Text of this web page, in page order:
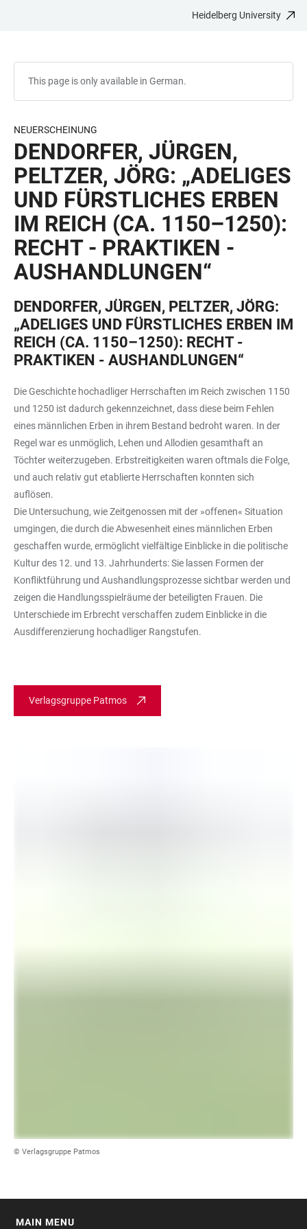
Heidelberg University
This page is only available in German.
NEUERSCHEINUNG
DENDORFER, JÜRGEN,
PELTZER, JÖRG: „ADELIGES
UND FÜRSTLICHES ERBEN
IM REICH (CA. 1150–1250):
RECHT - PRAKTIKEN -
AUSHANDLUNGEN“
DENDORFER, JÜRGEN, PELTZER, JÖRG:
„ADELIGES UND FÜRSTLICHES ERBEN IM
REICH (CA. 1150–1250): RECHT -
PRAKTIKEN - AUSHANDLUNGEN“
Die Geschichte hochadliger Herrschaften im Reich zwischen 1150
und 1250 ist dadurch gekennzeichnet, dass diese beim Fehlen
eines männlichen Erben in ihrem Bestand bedroht waren. In der
Regel war es unmöglich, Lehen und Allodien gesamthaft an
Töchter weiterzugeben. Erbstreitigkeiten waren oftmals die Folge,
und auch relativ gut etablierte Herrschaften konnten sich
auflösen.
Die Untersuchung, wie Zeitgenossen mit der »offenen« Situation
umgingen, die durch die Abwesenheit eines männlichen Erben
geschaffen wurde, ermöglicht vielfältige Einblicke in die politische
Kultur des 12. und 13. Jahrhunderts: Sie lassen Formen der
Konfliktführung und Aushandlungsprozesse sichtbar werden und
zeigen die Handlungsspielräume der beteiligten Frauen. Die
Unterschiede im Erbrecht verschaffen zudem Einblicke in die
Ausdifferenzierung hochadliger Rangstufen.
Verlagsgruppe Patmos
© Verlagsgruppe Patmos
MAIN MENU